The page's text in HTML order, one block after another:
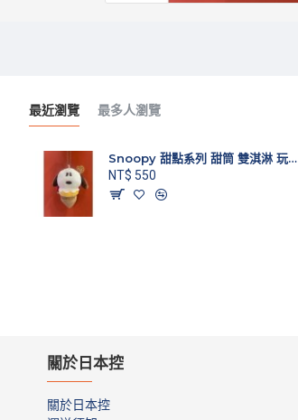
最近瀏覽 最多人瀏覽
Snoopy 甜點系列 甜筒 雙淇淋 玩偶娃娃吊飾
NT$ 550
關於日本控
關於日本控